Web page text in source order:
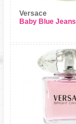
Versace
Baby Blue Jeans